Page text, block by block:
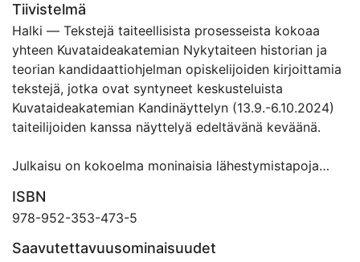
II SOINTI
Upottava, kaukaisuus / Henriikka Reitala
Havainnelmia / Sandra Haataja
Kokeilujen kirjasto / Sofia Dalén
Muistiinpanojani ja ajatuksiani kokonaisin lausein
Anastasian teoksessaan käsittelemistä teemoista /
Sandra Haataja
III TIE
Bitumin katku / Konsta Dorairaju
Moninaisuus ꒷꒦꒷꒦꒷꒦꒷꒦꒷꒦꒷ / Salla Humalajoki
Tiivistelmä
Halki — Tekstejä taiteellisista prosesseista kokoaa
yhteen Kuvataideakatemian Nykytaiteen historian ja
teorian kandidaattiohjelman opiskelijoiden kirjoittamia
tekstejä, jotka ovat syntyneet keskusteluista
Kuvataideakatemian Kandinäyttelyn (13.9.-6.10.2024)
taiteilijoiden kanssa näyttelyä edeltävänä keväänä.
Julkaisu on kokoelma moninaisia lähestymistapoja
kirjoittamiseen. Se avaa sanoin taiteellisia prosesseja
niiden keskeltä; vaiheilta, kun teokset elävät vasta
luonnoksina, aihioina tai ehdotelmina.
ISBN
978-952-353-473-5
Saavutettavuusominaisuudet